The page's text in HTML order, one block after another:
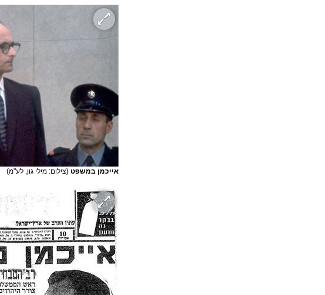
אייכמן במשפט (צילום: מילי גון, לע"מ)